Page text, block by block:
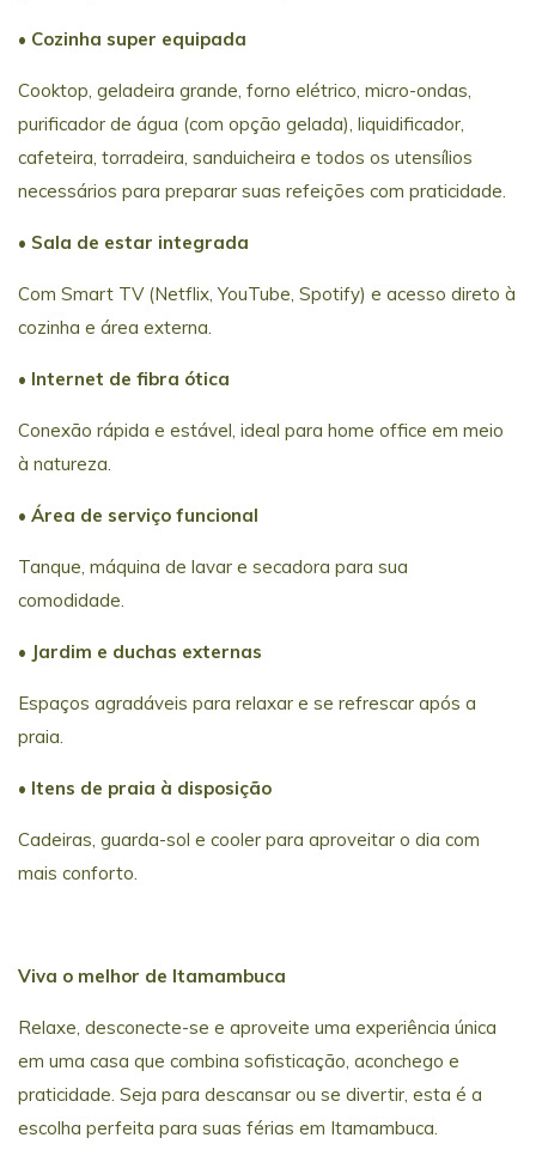
• Cozinha super equipada
Cooktop, geladeira grande, forno elétrico, micro-ondas,
purificador de água (com opção gelada), liquidificador,
cafeteira, torradeira, sanduicheira e todos os utensílios
necessários para preparar suas refeições com praticidade.
• Sala de estar integrada
Com Smart TV (Netflix, YouTube, Spotify) e acesso direto à
cozinha e área externa.
• Internet de fibra ótica
Conexão rápida e estável, ideal para home office em meio
à natureza.
• Área de serviço funcional
Tanque, máquina de lavar e secadora para sua
comodidade.
• Jardim e duchas externas
Espaços agradáveis para relaxar e se refrescar após a
praia.
• Itens de praia à disposição
Cadeiras, guarda-sol e cooler para aproveitar o dia com
mais conforto.
Viva o melhor de Itamambuca
Relaxe, desconecte-se e aproveite uma experiência única
em uma casa que combina sofisticação, aconchego e
praticidade. Seja para descansar ou se divertir, esta é a
escolha perfeita para suas férias em Itamambuca.